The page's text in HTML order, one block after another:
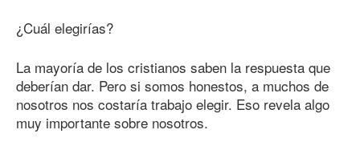
¿Cuál elegirías?
La mayoría de los cristianos saben la respuesta que
deberían dar. Pero si somos honestos, a muchos de
nosotros nos costaría trabajo elegir. Eso revela algo
muy importante sobre nosotros.